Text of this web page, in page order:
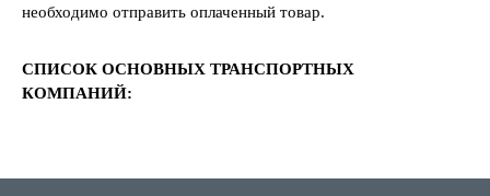
необходимо отправить оплаченный товар.
СПИСОК ОСНОВНЫХ ТРАНСПОРТНЫХ
КОМПАНИЙ: